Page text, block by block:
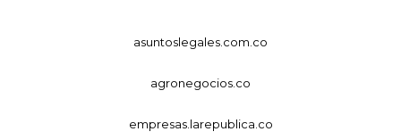
asuntoslegales.com.co
agronegocios.co
empresas.larepublica.co